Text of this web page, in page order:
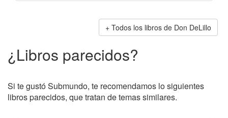
Todos los libros de Don DeLillo
¿Libros parecidos?
Si te gustó Submundo, te recomendamos lo siguientes
libros parecidos, que tratan de temas similares.